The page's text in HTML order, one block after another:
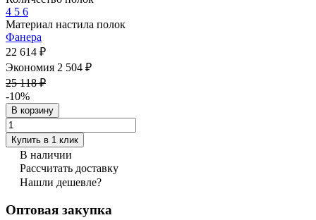
4 5 6
Материал настила полок
Фанера
22 614 ₽
Экономия 2 504 ₽
25 118 ₽
-10%
В корзину
Купить в 1 клик
В наличии
Рассчитать доставку
Нашли дешевле?
Оптовая закупка